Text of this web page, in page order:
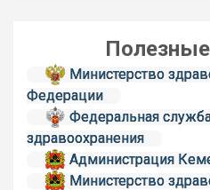
Министерство
Федерации
Федеральная
здравоохранения
Администрация
Министерство